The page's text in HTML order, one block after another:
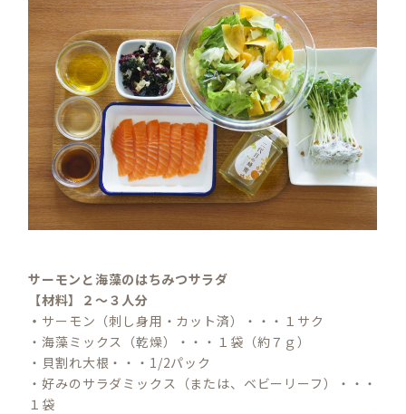
サーモンと海藻のはちみつサラダ
【材料】２～３人分
・ サーモン（刺し身用・カット済）・・・１サク
・海藻ミックス（乾燥）・・・１袋（約７ｇ）
・貝割れ大根・・・1/2パック
・好みのサラダミックス（または、ベビーリーフ）・・・
１袋